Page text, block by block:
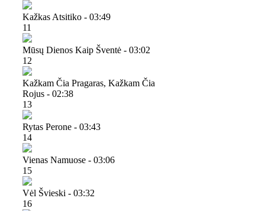
Kažkas Atsitiko - 03:49
11
Mūsų Dienos Kaip Šventė - 03:02
12
Kažkam Čia Pragaras, Kažkam Čia
Rojus - 02:38
13
Rytas Perone - 03:43
14
Vienas Namuose - 03:06
15
Vėl Švieski - 03:32
16